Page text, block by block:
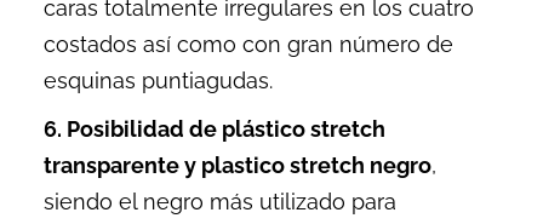
caras totalmente irregulares en los cuatro
costados así como con gran número de
esquinas puntiagudas.
6. Posibilidad de plástico stretch
transparente y plastico stretch negro,
siendo el negro más utilizado para